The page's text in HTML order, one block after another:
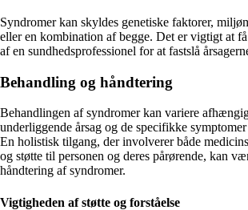
Syndromer kan skyldes genetiske faktorer,
eller en kombination af begge. Det er vigtigt at
af en sundhedsprofessionel for at fastslå
Behandling og håndtering
Behandlingen af syndromer kan variere
underliggende årsag og de specifikke
En holistisk tilgang, der involverer både
og støtte til personen og deres pårørende, kan
håndtering af syndromer.
Vigtigheden af støtte og forståelse